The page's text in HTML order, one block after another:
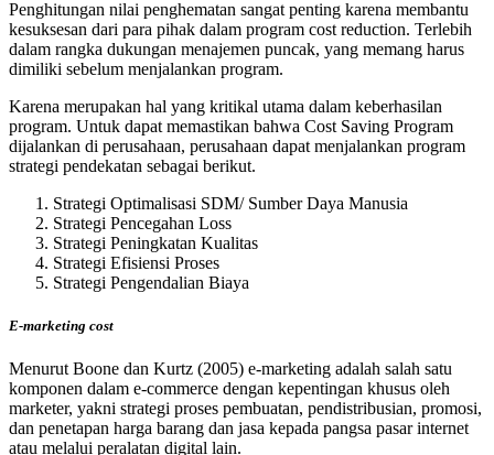
Penghitungan nilai penghematan sangat penting karena membantu
kesuksesan dari para pihak dalam program cost reduction. Terlebih
dalam rangka dukungan menajemen puncak, yang memang harus
dimiliki sebelum menjalankan program.
Karena merupakan hal yang kritikal utama dalam keberhasilan
program. Untuk dapat memastikan bahwa Cost Saving Program
dijalankan di perusahaan, perusahaan dapat menjalankan program
strategi pendekatan sebagai berikut.
Strategi Optimalisasi SDM/ Sumber Daya Manusia
Strategi Pencegahan Loss
Strategi Peningkatan Kualitas
Strategi Efisiensi Proses
Strategi Pengendalian Biaya
E-marketing cost
Menurut Boone dan Kurtz (2005) e-marketing adalah salah satu
komponen dalam e-commerce dengan kepentingan khusus oleh
marketer, yakni strategi proses pembuatan, pendistribusian, promosi,
dan penetapan harga barang dan jasa kepada pangsa pasar internet
atau melalui peralatan digital lain.